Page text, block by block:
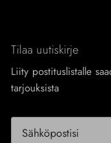
Tilaa uutiskirje
Liity postituslistalle
tarjouksista